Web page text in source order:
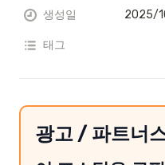
생성일 2025/
태그
광고 / 파트너